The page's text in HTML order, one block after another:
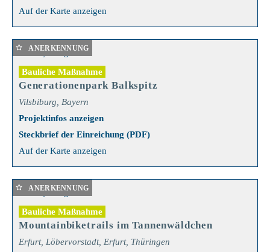
Auf der Karte anzeigen
Bauliche Maßnahme
Generationenpark Balkspitz
Vilsbiburg, Bayern
Projektinfos anzeigen
Steckbrief der Einreichung (PDF)
Auf der Karte anzeigen
ANERKENNUNG
Bauliche Maßnahme
Mountainbiketrails im Tannenwäldchen
Erfurt, Löbervorstadt, Erfurt, Thüringen
ANERKENNUNG